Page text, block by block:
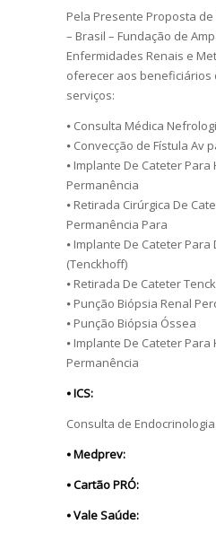
Pela Presente Proposta de
– Brasil – Fundação de
Enfermidades Renais e
oferecer aos beneficiários
serviços:
⦁ Consulta Médica
⦁ Convecção de Fístula Av
⦁ Implante De Cateter
Permanência
⦁ Retirada Cirúrgica De
Permanência Para
⦁ Implante De Cateter
(Tenckhoff)
⦁ Retirada De Cateter
⦁ Punção Biópsia Renal
⦁ Punção Biópsia Óssea
⦁ Implante De Cateter
Permanência
⦁ ICS:
Consulta de Endocrinologia.
⦁ Medprev:
⦁ Cartão PRÓ:
⦁ Vale Saúde: